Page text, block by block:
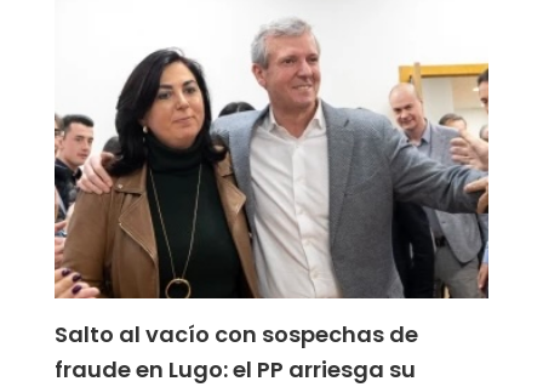
Salto al vacío con sospechas de
fraude en Lugo: el PP arriesga su